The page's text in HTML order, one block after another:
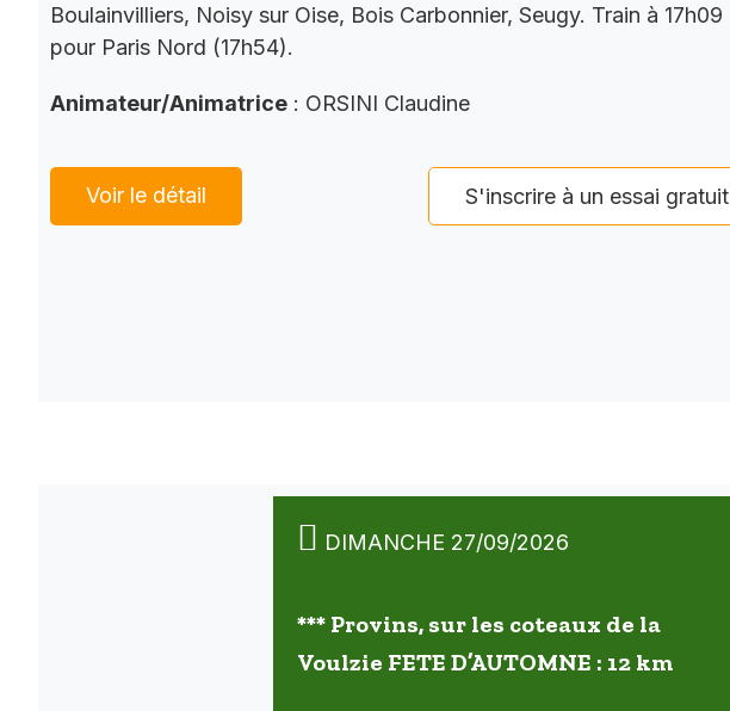
Boulainvilliers, Noisy sur Oise, Bois Carbonnier, Seugy. Train à 17h09
pour Paris Nord (17h54).
Animateur/Animatrice : ORSINI Claudine
Voir le détail S'inscrire à un essai gratuit
DIMANCHE 27/09/2026
*** Provins, sur les coteaux de la
Voulzie FETE D’AUTOMNE : 12 km